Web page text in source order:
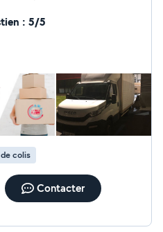
d'un déménageur
importance.
: 5/5
colis
Contacter